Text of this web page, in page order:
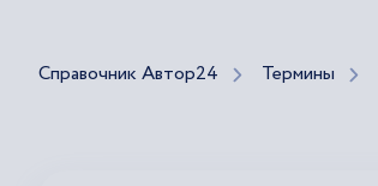
Справочник Автор24 Термины